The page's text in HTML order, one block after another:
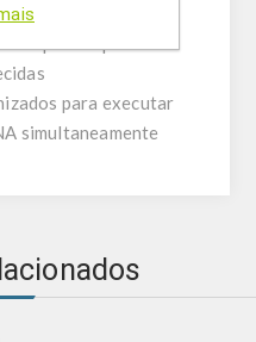
em todos as
para executar
simultaneamente